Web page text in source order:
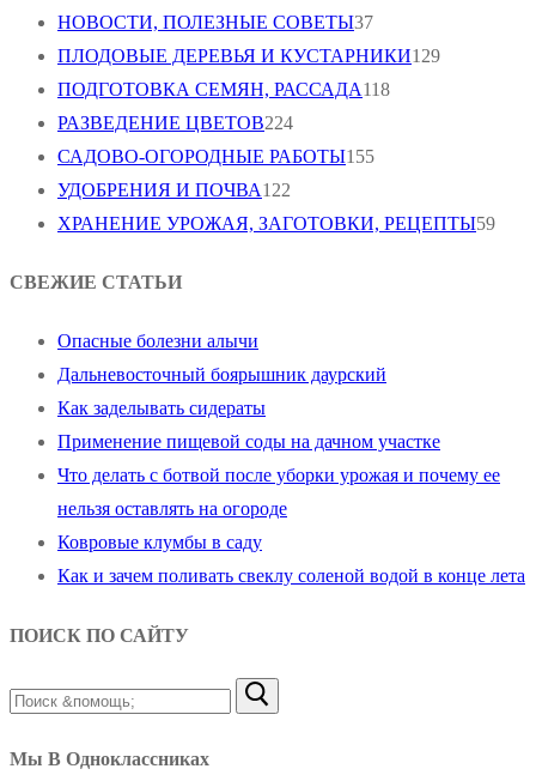
НОВОСТИ, ПОЛЕЗНЫЕ СОВЕТЫ37
ПЛОДОВЫЕ ДЕРЕВЬЯ И КУСТАРНИКИ129
ПОДГОТОВКА СЕМЯН, РАССАДА118
РАЗВЕДЕНИЕ ЦВЕТОВ224
САДОВО-ОГОРОДНЫЕ РАБОТЫ155
УДОБРЕНИЯ И ПОЧВА122
ХРАНЕНИЕ УРОЖАЯ, ЗАГОТОВКИ, РЕЦЕПТЫ59
СВЕЖИЕ СТАТЬИ
Опасные болезни алычи
Дальневосточный боярышник даурский
Как заделывать сидераты
Применение пищевой соды на дачном участке
Что делать с ботвой после уборки урожая и почему ее
нельзя оставлять на огороде
Ковровые клумбы в саду
Как и зачем поливать свеклу соленой водой в конце лета
ПОИСК ПО САЙТУ
Найти:
Мы В Одноклассниках